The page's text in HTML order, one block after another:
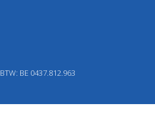
BTW: BE 0437.812.963